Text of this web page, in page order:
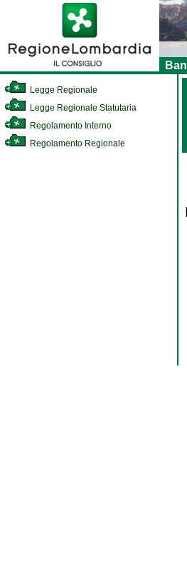
Legge Regionale
Legge Regionale Statutaria
Regolamento Interno
Regolamento Regionale